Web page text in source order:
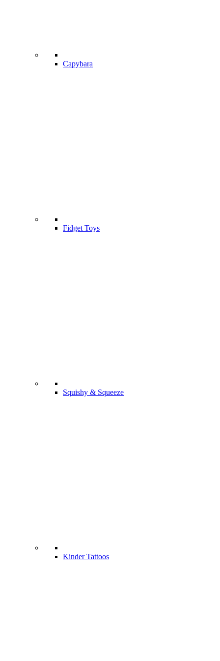
Capybara
Fidget Toys
Squishy & Squeeze
Kinder Tattoos